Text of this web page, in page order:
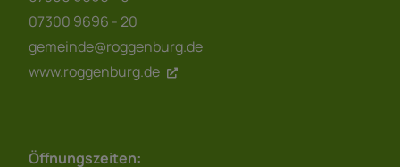
07300 9696 - 20
gemeinde@roggenburg.de
www.roggenburg.de
Öffnungszeiten: